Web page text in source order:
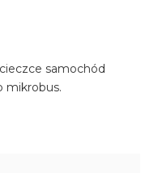
samochód
mikrobus.